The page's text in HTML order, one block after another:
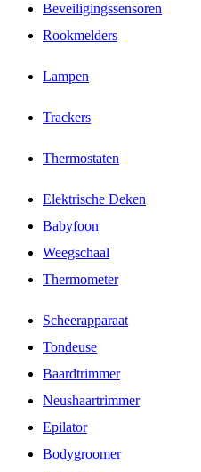
Beveiligingssensoren
Rookmelders
Lampen
Trackers
Thermostaten
Elektrische Deken
Babyfoon
Weegschaal
Thermometer
Scheerapparaat
Tondeuse
Baardtrimmer
Neushaartrimmer
Epilator
Bodygroomer